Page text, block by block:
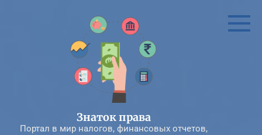
Знаток права
Портал в мир налогов, финансовых отчетов,